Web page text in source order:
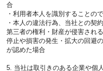
合
・利用者本人を識別することの
・本人の違法行為、当社との契
第三者の権利・財産が侵害され
停止や損害の発生・拡大の回避
が認めた場合
5. 当社は取引きのある企業や個